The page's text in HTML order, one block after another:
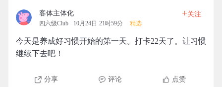
客体主体化
四六级Club 10月24日 21时59分 精选
+关注
今天是养成好习惯开始的第一天。打卡22天了。让习惯
继续下去吧！
分享 评论 点赞